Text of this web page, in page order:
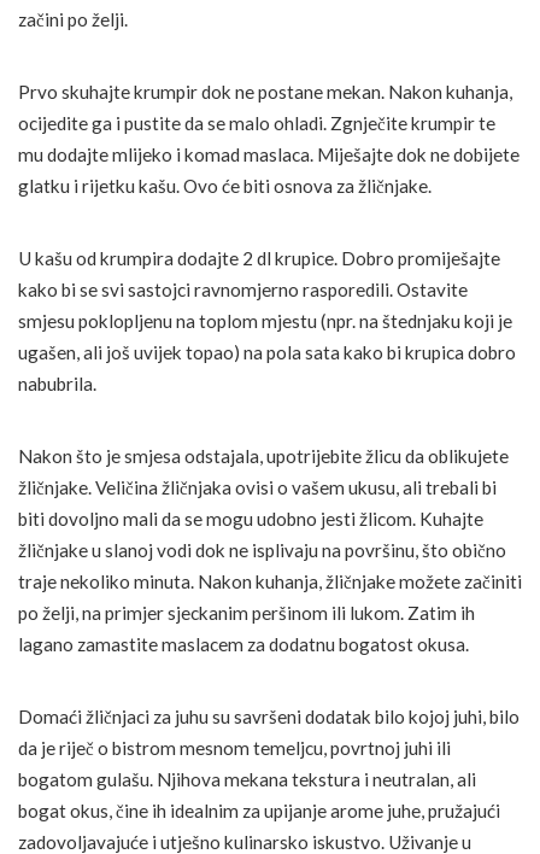
začini po želji.
Prvo skuhajte krumpir dok ne postane mekan. Nakon kuhanja,
ocijedite ga i pustite da se malo ohladi. Zgnječite krumpir te
mu dodajte mlijeko i komad maslaca. Miješajte dok ne dobijete
glatku i rijetku kašu. Ovo će biti osnova za žličnjake.
U kašu od krumpira dodajte 2 dl krupice. Dobro promiješajte
kako bi se svi sastojci ravnomjerno rasporedili. Ostavite
smjesu poklopljenu na toplom mjestu (npr. na štednjaku koji je
ugašen, ali još uvijek topao) na pola sata kako bi krupica dobro
nabubrila.
Nakon što je smjesa odstajala, upotrijebite žlicu da oblikujete
žličnjake. Veličina žličnjaka ovisi o vašem ukusu, ali trebali bi
biti dovoljno mali da se mogu udobno jesti žlicom. Kuhajte
žličnjake u slanoj vodi dok ne isplivaju na površinu, što obično
traje nekoliko minuta. Nakon kuhanja, žličnjake možete začiniti
po želji, na primjer sjeckanim peršinom ili lukom. Zatim ih
lagano zamastite maslacem za dodatnu bogatost okusa.
Domaći žličnjaci za juhu su savršeni dodatak bilo kojoj juhi, bilo
da je riječ o bistrom mesnom temeljcu, povrtnoj juhi ili
bogatom gulašu. Njihova mekana tekstura i neutralan, ali
bogat okus, čine ih idealnim za upijanje arome juhe, pružajući
zadovoljavajuće i utješno kulinarsko iskustvo. Uživanje u